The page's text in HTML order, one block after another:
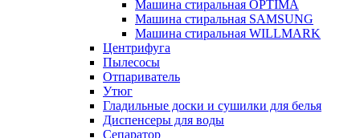
Машина стиральная OPTIMA
Машина стиральная SAMSUNG
Машина стиральная WILLMARK
Центрифуга
Пылесосы
Отпариватель
Утюг
Гладильные доски и сушилки для белья
Диспенсеры для воды
Сепаратор